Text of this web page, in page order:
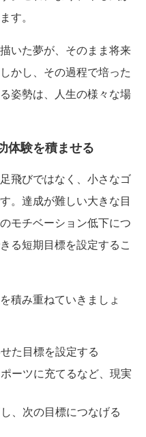
す。
いた夢が、そのまま将来
かし、その過程で培った
姿勢は、人生の様々な場
体験を積ませる
飛びではなく、小さなゴ
。達成が難しい大きな目
モチベーション低下につ
る短期目標を設定するこ
積み重ねていきましょ
た目標を設定する
ーツに充てるなど、現実
、次の目標につなげる